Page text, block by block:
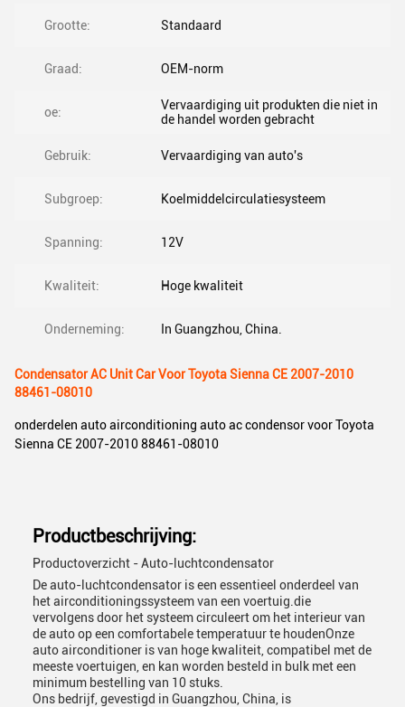
Grootte: Standaard
Graad: OEM-norm
oe:
Vervaardiging uit produkten die niet in
de handel worden gebracht
Gebruik: Vervaardiging van auto's
Subgroep: Koelmiddelcirculatiesysteem
Spanning: 12V
Kwaliteit: Hoge kwaliteit
Onderneming: In Guangzhou, China.
Condensator AC Unit Car Voor Toyota Sienna CE 2007-2010
88461-08010
onderdelen auto airconditioning auto ac condensor voor Toyota
Sienna CE 2007-2010 88461-08010
Productbeschrijving:
Productoverzicht - Auto-luchtcondensator
De auto-luchtcondensator is een essentieel onderdeel van
het airconditioningssysteem van een voertuig.die
vervolgens door het systeem circuleert om het interieur van
de auto op een comfortabele temperatuur te houdenOnze
auto airconditioner is van hoge kwaliteit, compatibel met de
meeste voertuigen, en kan worden besteld in bulk met een
minimum bestelling van 10 stuks.
Ons bedrijf, gevestigd in Guangzhou, China, is